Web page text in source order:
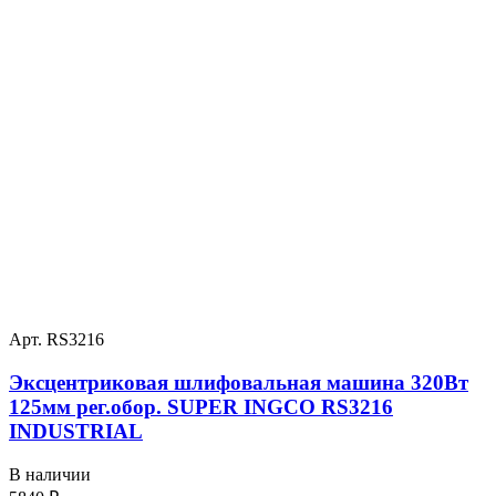
Арт. RS3216
Эксцентриковая шлифовальная машина 320Вт
125мм рег.обор. SUPER INGCO RS3216
INDUSTRIAL
В наличии